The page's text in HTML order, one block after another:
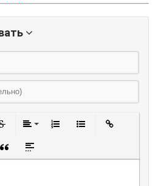
ссылку
смайликскрытого текста
Вставка цитаты
Вставка спойлера